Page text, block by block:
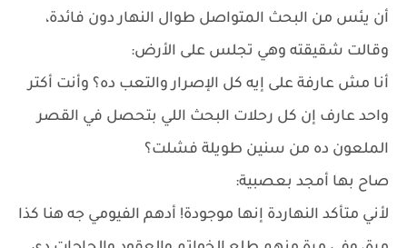
أن يئس من البحث المتواصل طوال النهار دون فائدة،
وقالت شقيقته وهي تجلس على الأرض:
أنا مش عارفة على إيه كل الإصرار والتعب ده؟ وأنت أكتر
واحد عارف إن كل رحلات البحث اللي بتحصل في القصر
الملعون ده من سنين طويلة فشلت؟
صاح بها أمجد بعصبية:
لأني متأكد النهاردة إنها موجودة! أدهم الفيومي جه هنا كذا